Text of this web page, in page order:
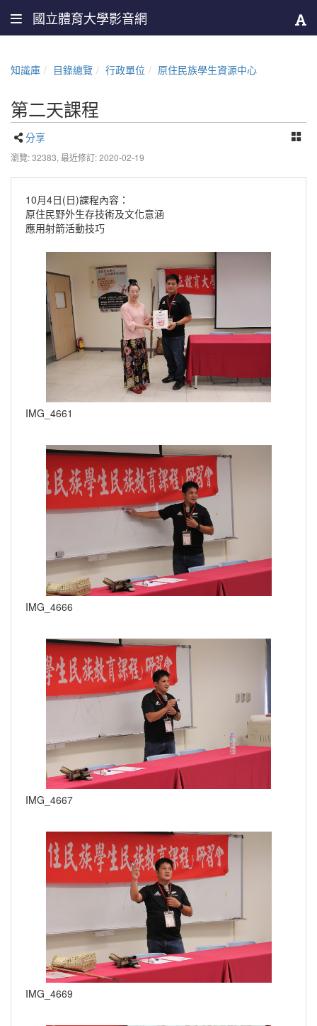
國立體育大學影音網
知識庫 目錄總覽 行政單位 原住民族學生資源中心
第二天課程
分享
瀏覽: 32383, 最近修訂: 2020-02-19
10月4日(日)課程內容：
原住民野外生存技術及文化意涵
應用射箭活動技巧
IMG_4661
IMG_4666
IMG_4667
IMG_4669